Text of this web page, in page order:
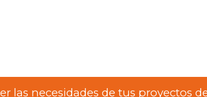
las necesidades de tus proyectos